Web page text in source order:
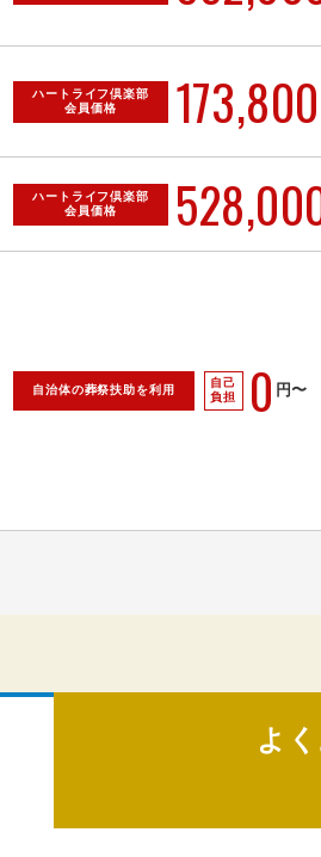
ハートライフ倶楽部
会員価格
173,800
ハートライフ倶楽部
会員価格
自治体の葬祭扶助を利用
自己
負担
0 円〜
よ